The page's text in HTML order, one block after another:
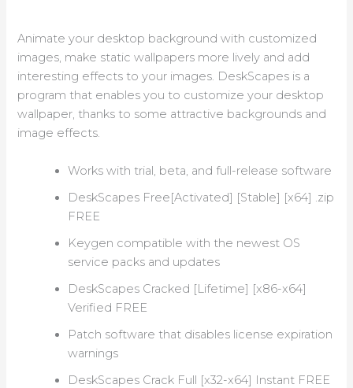
Animate your desktop background with customized
images, make static wallpapers more lively and add
interesting effects to your images. DeskScapes is a
program that enables you to customize your desktop
wallpaper, thanks to some attractive backgrounds and
image effects.
Works with trial, beta, and full-release software
DeskScapes Free[Activated] [Stable] [x64] .zip
FREE
Keygen compatible with the newest OS
service packs and updates
DeskScapes Cracked [Lifetime] [x86-x64]
Verified FREE
Patch software that disables license expiration
warnings
DeskScapes Crack Full [x32-x64] Instant FREE